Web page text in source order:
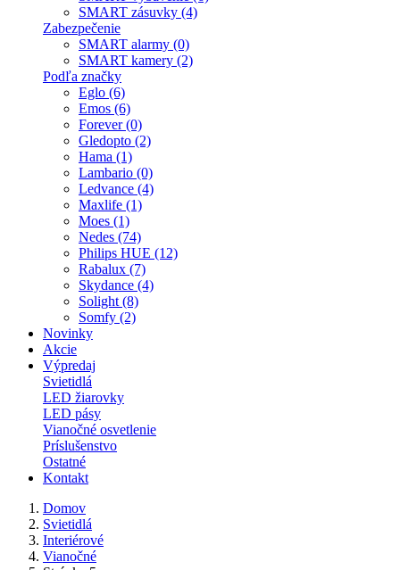
SMART zásuvky (4)
Zabezpečenie
SMART alarmy (0)
SMART kamery (2)
Podľa značky
Eglo (6)
Emos (6)
Forever (0)
Gledopto (2)
Hama (1)
Lambario (0)
Ledvance (4)
Maxlife (1)
Moes (1)
Nedes (74)
Philips HUE (12)
Rabalux (7)
Skydance (4)
Solight (8)
Somfy (2)
Novinky
Akcie
Výpredaj
Svietidlá
LED žiarovky
LED pásy
Vianočné osvetlenie
Príslušenstvo
Ostatné
Kontakt
Domov
Svietidlá
Interiérové
Vianočné